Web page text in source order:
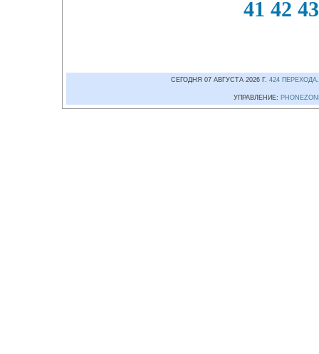
41 42 43
СЕГОДНЯ 07 АВГУСТА 2026 Г. 424 ПЕРЕХОДА
УПРАВЛЕНИЕ: